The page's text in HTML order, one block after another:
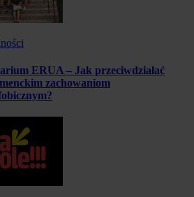
ERUA – Jak przeciwdziałać
zachowaniom